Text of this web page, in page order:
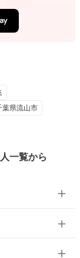
葉県流山市
一覧から